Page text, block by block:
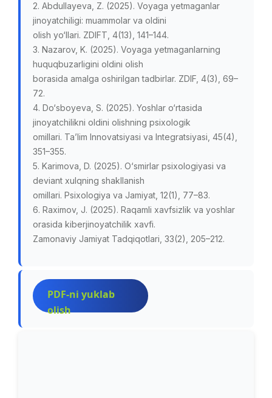
2. Abdullayeva, Z. (2025). Voyaga yetmaganlar
jinoyatchiligi: muammolar va oldini
olish yo‘llari. ZDIFT, 4(13), 141–144.
3. Nazarov, K. (2025). Voyaga yetmaganlarning
huquqbuzarligini oldini olish
borasida amalga oshirilgan tadbirlar. ZDIF, 4(3), 69–
72.
4. Do‘sboyeva, S. (2025). Yoshlar o‘rtasida
jinoyatchilikni oldini olishning psixologik
omillari. Ta’lim Innovatsiyasi va Integratsiyasi, 45(4),
351–355.
5. Karimova, D. (2025). O‘smirlar psixologiyasi va
deviant xulqning shakllanish
omillari. Psixologiya va Jamiyat, 12(1), 77–83.
6. Raximov, J. (2025). Raqamli xavfsizlik va yoshlar
orasida kiberjinoyatchilik xavfi.
Zamonaviy Jamiyat Tadqiqotlari, 33(2), 205–212.
PDF-ni yuklab
olish